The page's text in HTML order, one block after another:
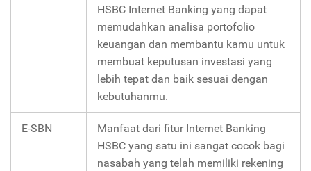
HSBC Internet Banking yang dapat
memudahkan analisa portofolio
keuangan dan membantu kamu untuk
membuat keputusan investasi yang
lebih tepat dan baik sesuai dengan
kebutuhanmu.
E-SBN
Manfaat dari fitur Internet Banking
HSBC yang satu ini sangat cocok bagi
nasabah yang telah memiliki rekening